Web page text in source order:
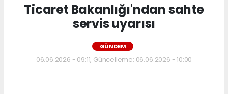
Ticaret Bakanlığı'ndan sahte
servis uyarısı
GÜNDEM
06.06.2026 - 09:11, Güncelleme: 06.06.2026 - 10:00